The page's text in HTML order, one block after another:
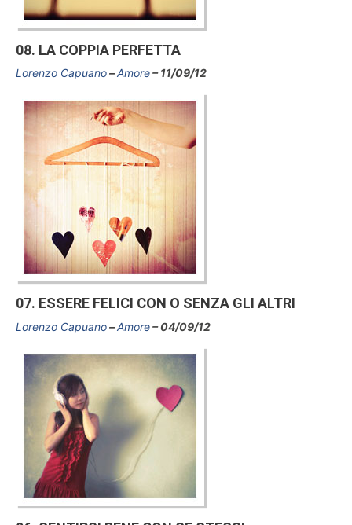
08. LA COPPIA PERFETTA
Lorenzo Capuano Amore 11/09/12
07. ESSERE FELICI CON O SENZA GLI ALTRI
Lorenzo Capuano Amore 04/09/12